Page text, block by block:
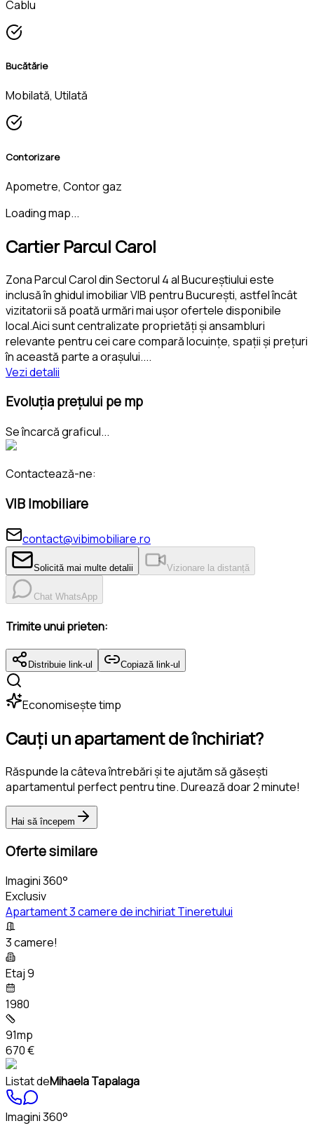
Cablu
Bucătărie
Mobilată, Utilată
Contorizare
Apometre, Contor gaz
Loading map...
Cartier Parcul Carol
Zona Parcul Carol din Sectorul 4 al Bucureștiului este
inclusă în ghidul imobiliar VIB pentru București, astfel încât
vizitatorii să poată urmări mai ușor ofertele disponibile
local.Aici sunt centralizate proprietăți și ansambluri
relevante pentru cei care compară locuințe, spații și prețuri
în această parte a orașului....
Vezi detalii
Evoluția prețului pe mp
Se încarcă graficul...
Contactează-ne:
VIB Imobiliare
contact@vibimobiliare.ro
Solicită mai multe detalii Vizionare la distanță
Chat WhatsApp
Trimite unui prieten:
Distribuie link-ul Copiază link-ul
Economisește timp
Cauți un apartament de închiriat?
Răspunde la câteva întrebări și te ajutăm să găsești
apartamentul perfect pentru tine. Durează doar 2 minute!
Hai să începem
Oferte similare
Imagini 360°
Exclusiv
Apartament 3 camere de inchiriat Tineretului
3 camere!
Etaj 9
1980
91mp
670 €
Listat deMihaela Tapalaga
Imagini 360°